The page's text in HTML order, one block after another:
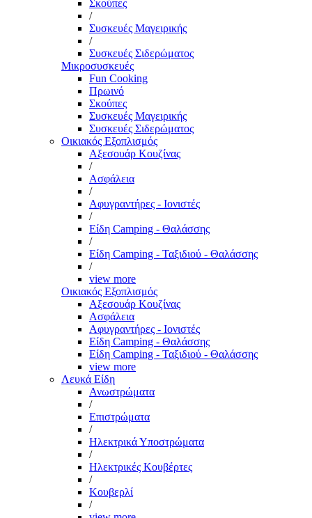
Σκούπες
/
Συσκευές Μαγειρικής
/
Συσκευές Σιδερώματος
Μικροσυσκευές
Fun Cooking
Πρωινό
Σκούπες
Συσκευές Μαγειρικής
Συσκευές Σιδερώματος
Οικιακός Εξοπλισμός
Αξεσουάρ Κουζίνας
/
Ασφάλεια
/
Αφυγραντήρες - Ιονιστές
/
Είδη Camping - Θαλάσσης
/
Είδη Camping - Ταξιδιού - Θαλάσσης
/
view more
Οικιακός Εξοπλισμός
Αξεσουάρ Κουζίνας
Ασφάλεια
Αφυγραντήρες - Ιονιστές
Είδη Camping - Θαλάσσης
Είδη Camping - Ταξιδιού - Θαλάσσης
view more
Λευκά Είδη
Ανωστρώματα
/
Επιστρώματα
/
Ηλεκτρικά Υποστρώματα
/
Ηλεκτρικές Κουβέρτες
/
Κουβερλί
/